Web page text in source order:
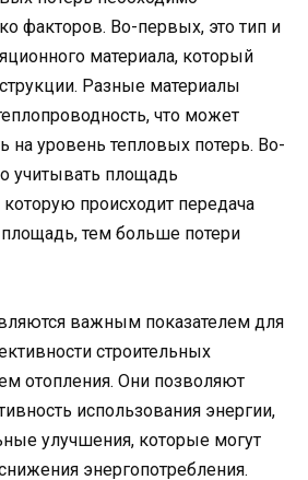
факторов. Во-первых, это тип и
материала, который
Разные материалы
что может
на уровень тепловых потерь. Во-
учитывать площадь
которую происходит передача
тем больше потери
важным показателем для
строительных
отопления. Они позволяют
использования энергии,
улучшения, которые могут
энергопотребления.